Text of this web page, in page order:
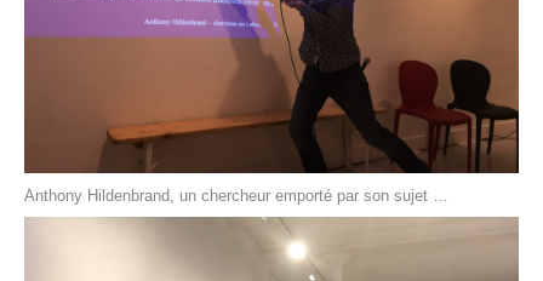
Anthony Hildenbrand, un chercheur emporté par son sujet …